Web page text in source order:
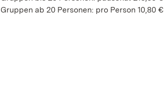
Gruppen ab 20 Personen: pro Person 10,80 €